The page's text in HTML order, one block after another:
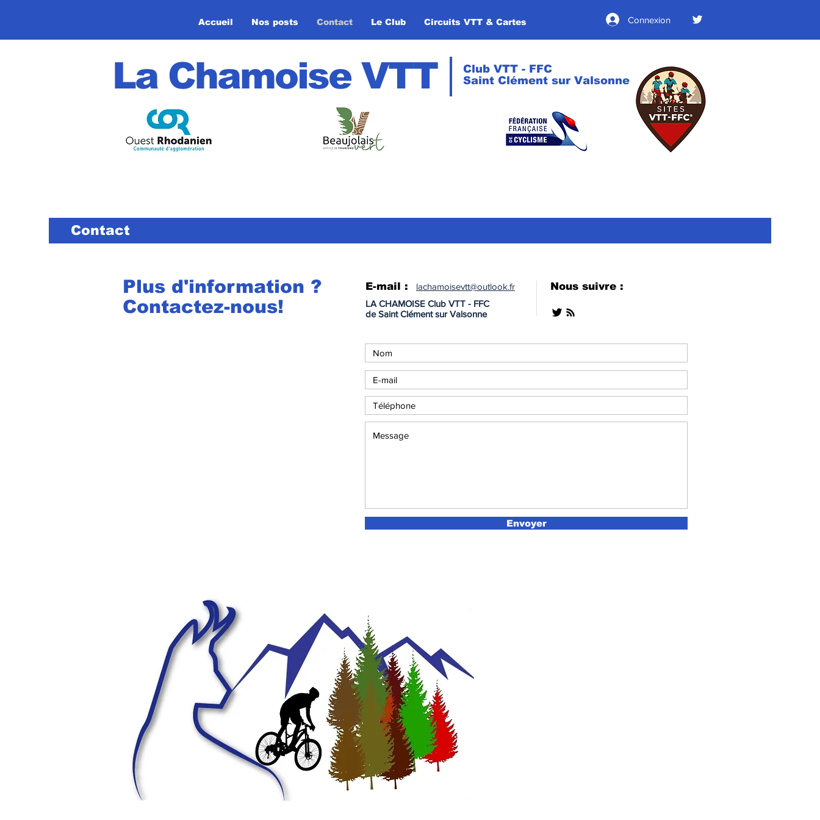
Accueil Nos posts Contact Le Club Circuits VTT & Cartes Connexion
La Chamoise VTT
Club VTT - FFC
Saint Clément sur Valsonne
Contact
Plus d'information ?
Contactez-nous!
E-mail :
lachamoisevtt@outlook.fr
LA CHAMOISE Club VTT - FFC
de Saint Clément sur Valsonne
Nous suivre :
Envoyer